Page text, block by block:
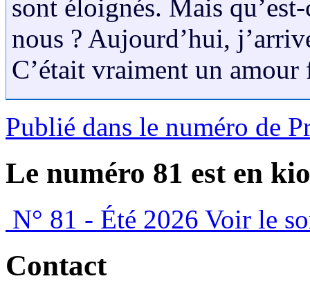
sont éloignés. Mais
nous ? Aujourd’hui,
C’était vraiment un amour
Publié dans le numéro de
Le numéro 81 est en
N° 81 - Été 2026 Voir le
Contact